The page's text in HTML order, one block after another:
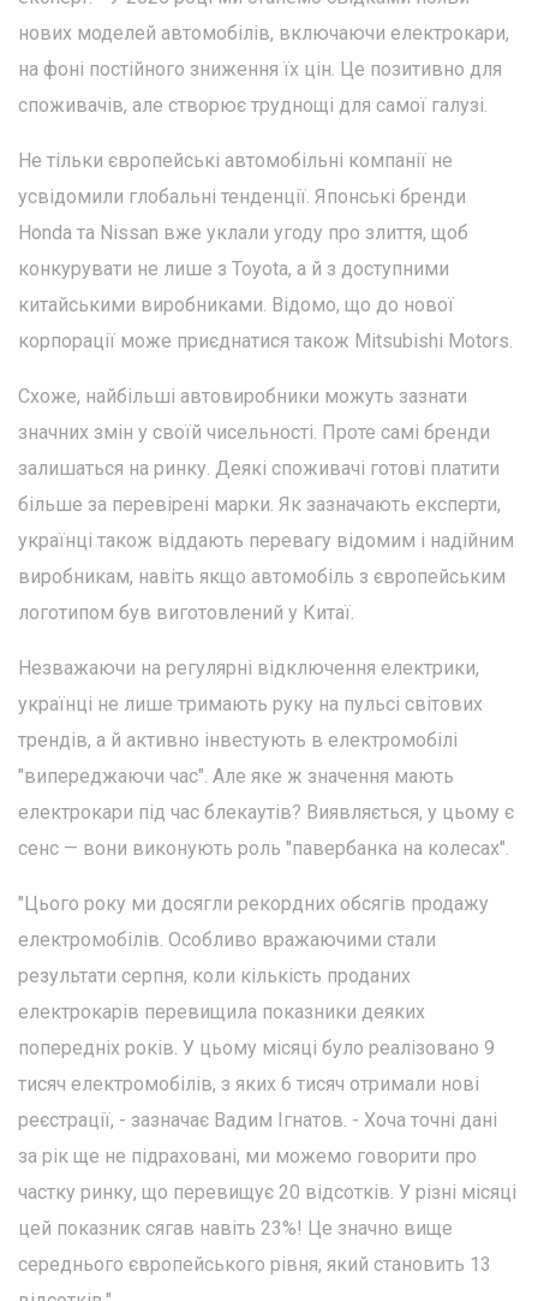
нових моделей автомобілів, включаючи електрокари,
на фоні постійного зниження їх цін. Це позитивно для
споживачів, але створює труднощі для самої галузі.
Не тільки європейські автомобільні компанії не
усвідомили глобальні тенденції. Японські бренди
Honda та Nissan вже уклали угоду про злиття, щоб
конкурувати не лише з Toyota, а й з доступними
китайськими виробниками. Відомо, що до нової
корпорації може приєднатися також Mitsubishi Motors.
Схоже, найбільші автовиробники можуть зазнати
значних змін у своїй чисельності. Проте самі бренди
залишаться на ринку. Деякі споживачі готові платити
більше за перевірені марки. Як зазначають експерти,
українці також віддають перевагу відомим і надійним
виробникам, навіть якщо автомобіль з європейським
логотипом був виготовлений у Китаї.
Незважаючи на регулярні відключення електрики,
українці не лише тримають руку на пульсі світових
трендів, а й активно інвестують в електромобілі
"випереджаючи час". Але яке ж значення мають
електрокари під час блекаутів? Виявляється, у цьому є
сенс — вони виконують роль "павербанка на колесах".
"Цього року ми досягли рекордних обсягів продажу
електромобілів. Особливо вражаючими стали
результати серпня, коли кількість проданих
електрокарів перевищила показники деяких
попередніх років. У цьому місяці було реалізовано 9
тисяч електромобілів, з яких 6 тисяч отримали нові
реєстрації, - зазначає Вадим Ігнатов. - Хоча точні дані
за рік ще не підраховані, ми можемо говорити про
частку ринку, що перевищує 20 відсотків. У різні місяці
цей показник сягав навіть 23%! Це значно вище
середнього європейського рівня, який становить 13